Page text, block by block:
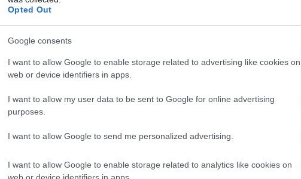
Opted Out
Google consents
I want to allow Google to enable storage related to advertising like cookies on
web or device identifiers in apps.
I want to allow my user data to be sent to Google for online advertising
purposes.
I want to allow Google to send me personalized advertising.
I want to allow Google to enable storage related to analytics like cookies on
web or device identifiers in apps.